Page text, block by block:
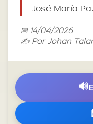
José María
📅 14/04/2026
✍️ Por Johan
🔊